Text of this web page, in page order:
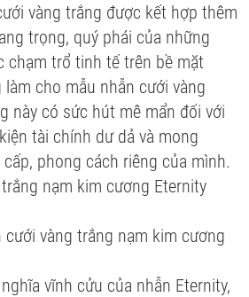
vàng trắng được kết hợp thêm
trọng, quý phái của những
chạm trổ tinh tế trên bề mặt
cho mẫu nhẫn cưới vàng
này có sức hút mê mẩn đối với
tài chính dư dả và mong
phong cách riêng của mình.
nạm kim cương Eternity
cưới vàng trắng nạm kim cương
vĩnh cửu của nhẫn Eternity,